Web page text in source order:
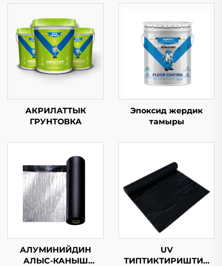
АКРИЛАТТЫК
ГРУНТОВКА
Эпоксид жердик
тамыры
АЛУМИНИЙДИН
АЛЫС-КАНЫШ
UV
ТИПТИКТИРИШТИК